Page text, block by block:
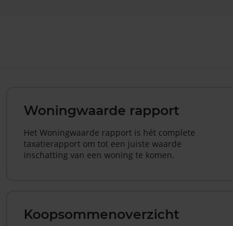
Woningwaarde rapport
Het Woningwaarde rapport is hét complete
taxatierapport om tot een juiste waarde
inschatting van een woning te komen.
Koopsommenoverzicht